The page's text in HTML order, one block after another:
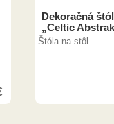
Dekoračná
„Celtic
Štóla na stôl